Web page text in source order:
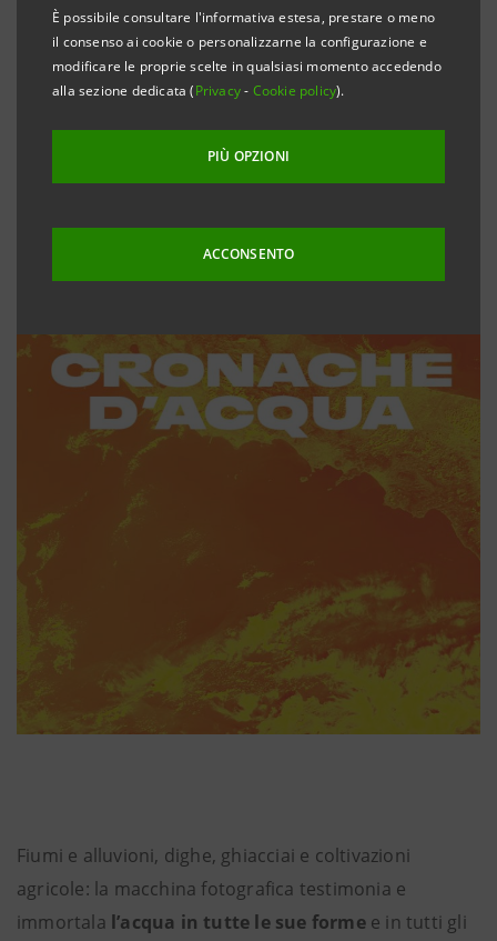
È possibile consultare l'informativa estesa, prestare o meno
il consenso ai cookie o personalizzarne la configurazione e
modificare le proprie scelte in qualsiasi momento accedendo
alla sezione dedicata (Privacy- Cookie policy).
PIÙ OPZIONI
ACCONSENTO
Fiumi e alluvioni, dighe, ghiacciai e coltivazioni
agricole: la macchina fotografica testimonia e
immortala l’acqua in tutte le sue formee in tutti gli